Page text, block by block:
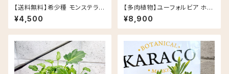
【送料無料】希少種 モンステラ
バールマルクスフレイム 3号 Ur
ban Jungle
¥4,500
【多肉植物】ユーフォルビア ホリ
ダ PLUS the green FIKA PO
T セサミラテ
¥8,900